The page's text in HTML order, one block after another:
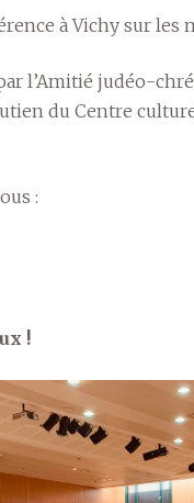
à Vichy sur les
l’Amitié judéo-
du Centre
:
!